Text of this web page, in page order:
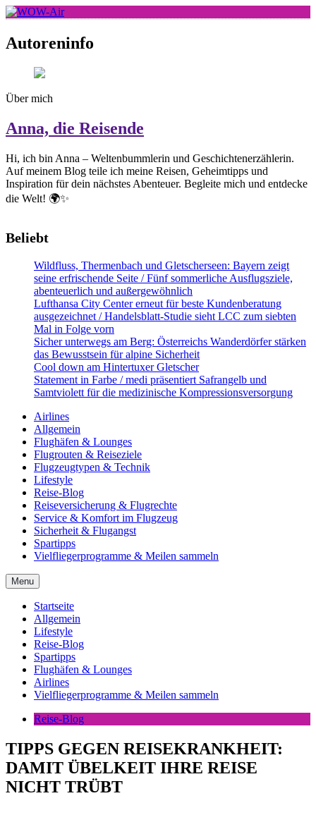
Skip
to
content
WOW-Air
Autoreninfo
Über mich
Anna, die Reisende
Hi, ich bin Anna – Weltenbummlerin und Geschichtenerzählerin.
Auf meinem Blog teile ich meine Reisen, Geheimtipps und
Inspiration für dein nächstes Abenteuer. Begleite mich und entdecke
die Welt! 🌍✨
Beliebt
Wildfluss, Thermenbach und Gletscherseen: Bayern zeigt
seine erfrischende Seite / Fünf sommerliche Ausflugsziele,
abenteuerlich und außergewöhnlich
Lufthansa City Center erneut für beste Kundenberatung
ausgezeichnet / Handelsblatt-Studie sieht LCC zum siebten
Mal in Folge vorn
Sicher unterwegs am Berg: Österreichs Wanderdörfer stärken
das Bewusstsein für alpine Sicherheit
Cool down am Hintertuxer Gletscher
Statement in Farbe / medi präsentiert Safrangelb und
Samtviolett für die medizinische Kompressionsversorgung
Airlines
Allgemein
Flughäfen & Lounges
Flugrouten & Reiseziele
Flugzeugtypen & Technik
Lifestyle
Reise-Blog
Reiseversicherung & Flugrechte
Service & Komfort im Flugzeug
Sicherheit & Flugangst
Spartipps
Vielfliegerprogramme & Meilen sammeln
Menu
Startseite
Allgemein
Lifestyle
Reise-Blog
Spartipps
Flughäfen & Lounges
Airlines
Vielfliegerprogramme & Meilen sammeln
Reise-Blog
TIPPS GEGEN REISEKRANKHEIT:
DAMIT ÜBELKEIT IHRE REISE
NICHT TRÜBT